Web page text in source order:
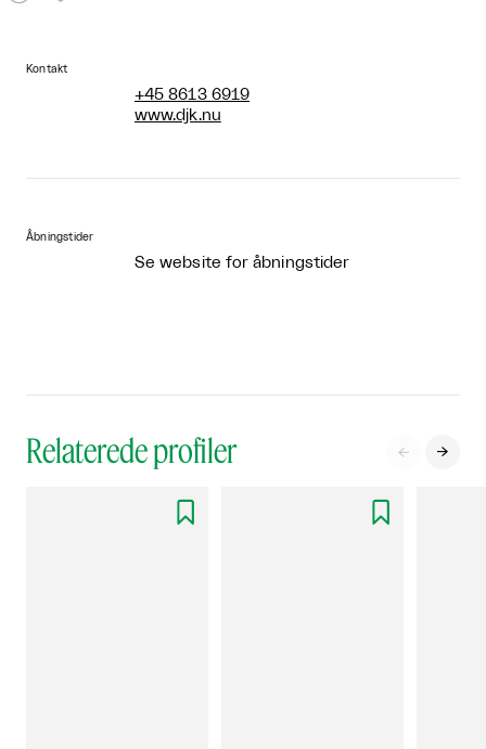
Kontakt
+45 8613 6919
www.djk.nu
Åbningstider
Se website for åbningstider
Relaterede profiler  
 